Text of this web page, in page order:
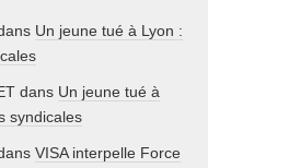
Un jeune tué à Lyon :
dans Un jeune tué à
syndicales
VISA interpelle Force